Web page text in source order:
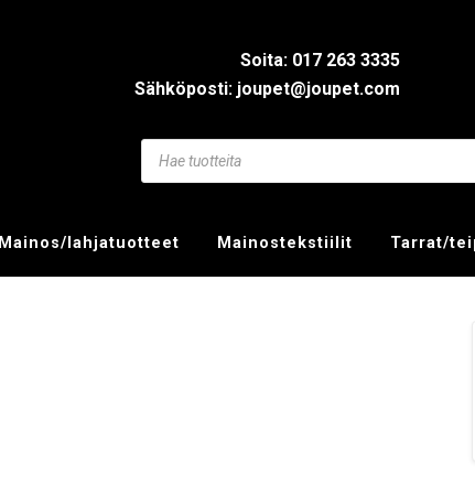
Soita: 017 263 3335
Sähköposti: joupet@joupet.com
Mainos/lahjatuotteet Mainostekstiilit Tarrat/